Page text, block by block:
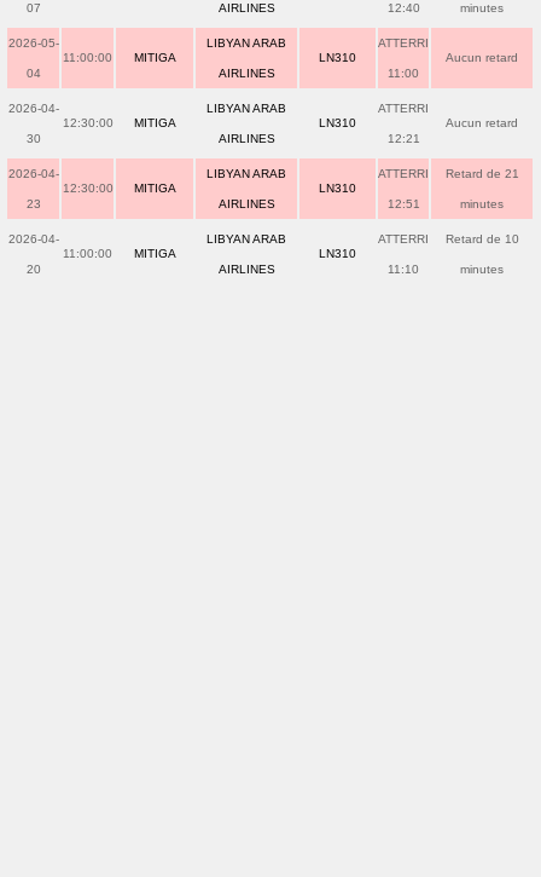
07 AIRLINES 12:40 minutes
2026-05-
04
11:00:00 MITIGA
LIBYAN ARAB
AIRLINES
LN310
ATTERRI
11:00
Aucun retard
2026-04-
30
12:30:00 MITIGA
LIBYAN ARAB
AIRLINES
LN310
ATTERRI
12:21
Aucun retard
2026-04-
23
12:30:00 MITIGA
LIBYAN ARAB
AIRLINES
LN310
ATTERRI
12:51
Retard de 21
minutes
2026-04-
20
11:00:00 MITIGA
LIBYAN ARAB
AIRLINES
LN310
ATTERRI
11:10
Retard de 10
minutes